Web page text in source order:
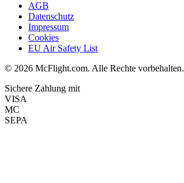
AGB
Datenschutz
Impressum
Cookies
EU Air Safety List
© 2026 McFlight.com. Alle Rechte vorbehalten.
Sichere Zahlung mit
VISA
MC
SEPA